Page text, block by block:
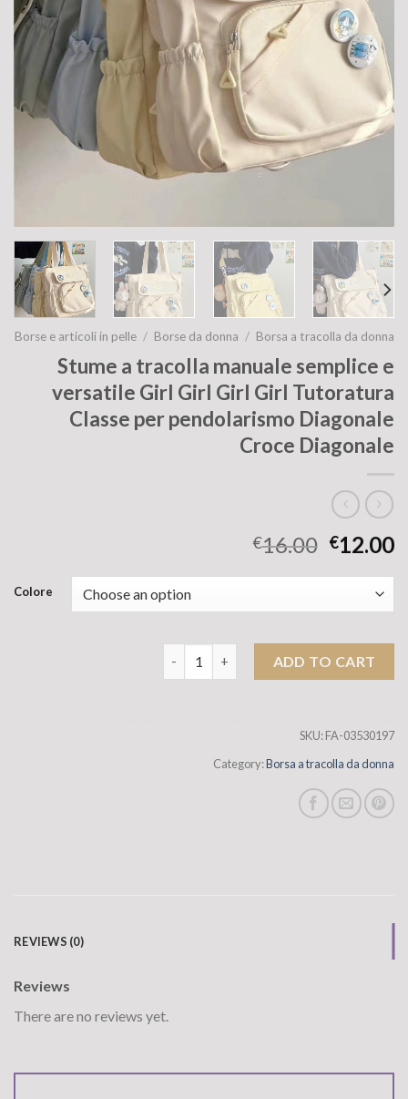
Borse e articoli in pelle / Borse da donna / Borsa a tracolla da donna
Stume a tracolla manuale semplice e
versatile Girl Girl Girl Girl Tutoratura
Classe per pendolarismo Diagonale
Croce Diagonale
€16.00 €12.00
Colore
ADD TO CART
SKU:FA-03530197
Category:Borsa a tracolla da donna
REVIEWS (0)
Reviews
There are no reviews yet.